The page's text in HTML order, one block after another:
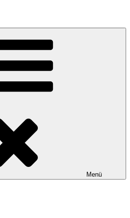
JadeWeserPort/Container
Menü